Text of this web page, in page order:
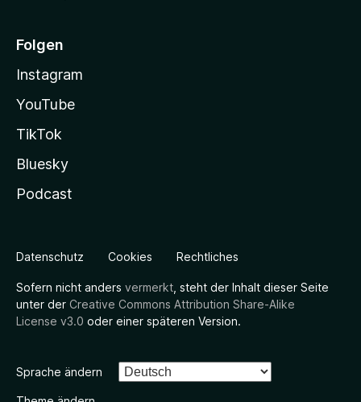
Folgen
Instagram
YouTube
TikTok
Bluesky
Podcast
Datenschutz Cookies Rechtliches
Sofern nicht anders vermerkt , steht der Inhalt dieser Seite
unter der Creative Commons Attribution Share-Alike
License v3.0 oder einer späteren Version.
Sprache ändern